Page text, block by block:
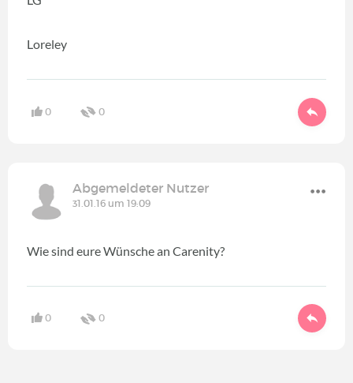
Loreley
0 0
Abgemeldeter Nutzer
31.01.16 um 19:09
Wie sind eure Wünsche an Carenity?
0 0